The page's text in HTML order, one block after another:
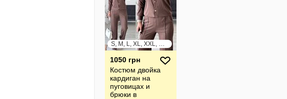
S, M, L, XL, XXL, XXXL
1050 грн
Костюм двойка
кардиган на
пуговицах и
брюки в